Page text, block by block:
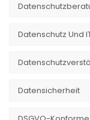
Datenschutz Und
Datensicherheit